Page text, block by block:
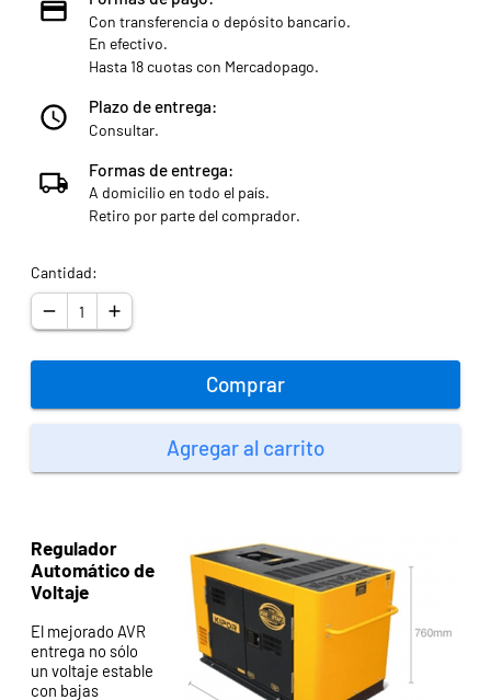
Con transferencia o depósito bancario.
En efectivo.
Hasta 18 cuotas con Mercadopago.
Plazo de entrega:
Consultar.
Formas de entrega:
A domicilio en todo el país.
Retiro por parte del comprador.
Cantidad:
Comprar
Agregar al carrito
Regulador
Automático de
Voltaje
El mejorado AVR
entrega no sólo
un voltaje estable
con bajas